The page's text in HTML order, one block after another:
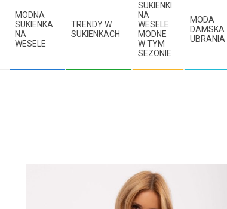
Navigation
Menu
MODNA
SUKIENKA
NA
WESELE
TRENDY W
SUKIENKACH
SUKIENKI
NA
WESELE
MODNE
W TYM
SEZONIE
MODA
DAMSKA
UBRANIA